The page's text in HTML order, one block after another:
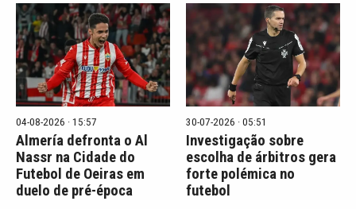
04-08-2026 · 15:57
Almería defronta o Al
Nassr na Cidade do
Futebol de Oeiras em
duelo de pré-época
30-07-2026 · 05:51
Investigação sobre
escolha de árbitros gera
forte polémica no
futebol